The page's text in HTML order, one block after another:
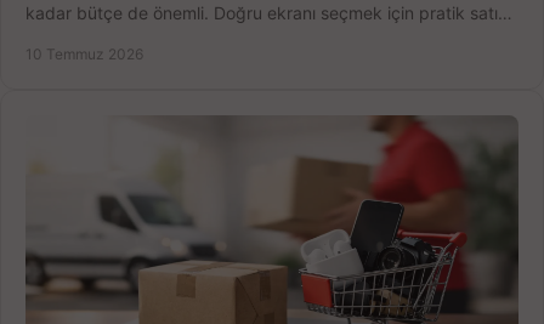
kadar bütçe de önemli. Doğru ekranı seçmek için pratik satın
10 Temmuz 2026